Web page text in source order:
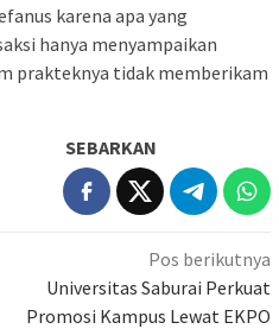
karena apa yang
hanya menyampaikan
prakteknya tidak memberikam
SEBARKAN
Pos berikutnya
Universitas Saburai Perkuat
Promosi Kampus Lewat EKPO